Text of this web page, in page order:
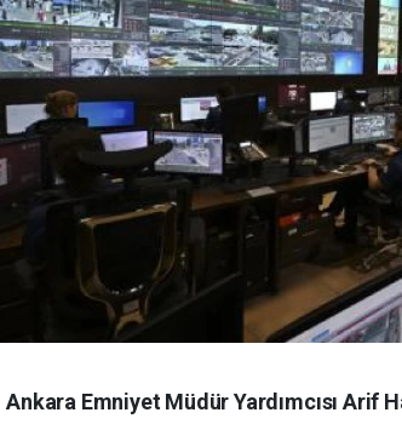
Ankara Emniyet Müdür Yardımcısı